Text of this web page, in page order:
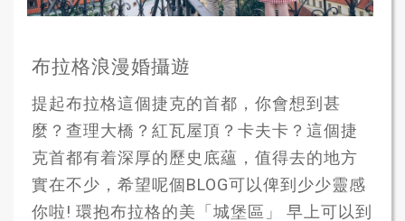
布拉格浪漫婚攝遊
提起布拉格這個捷克的首都，你會想到甚
麼？查理大橋？紅瓦屋頂？卡夫卡？這個捷
克首都有着深厚的歷史底蘊，值得去的地方
實在不少，希望呢個BLOG可以俾到少少靈感
你啦! 環抱布拉格的美「城堡區」 早上可以到